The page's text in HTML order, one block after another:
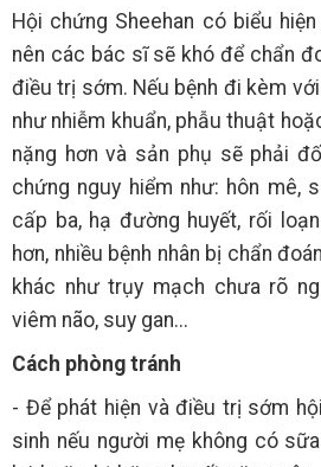
Hội chứng Sheehan có biểu
nên các bác sĩ sẽ khó để chẩn
điều trị sớm. Nếu bệnh đi kèm
như nhiễm khuẩn, phẫu thuật
nặng hơn và sản phụ sẽ phải
chứng nguy hiểm như: hôn mê,
cấp ba, hạ đường huyết, rối
hơn, nhiều bệnh nhân bị chẩn
khác như trụy mạch chưa rõ
viêm não, suy gan...
Cách phòng tránh
- Để phát hiện và điều trị sớm
sinh nếu người mẹ không có